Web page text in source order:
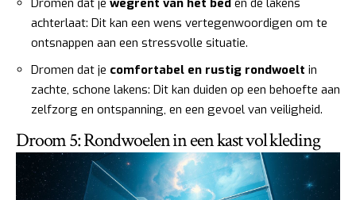
achterlaat: Dit kan een wens vertegenwoordigen om te
ontsnappen aan een stressvolle situatie.
Dromen dat je comfortabel en rustig rondwoelt in
zachte, schone lakens: Dit kan duiden op een behoefte aan
zelfzorg en ontspanning, en een gevoel van veiligheid.
Droom 5: Rondwoelen in een kast vol kleding